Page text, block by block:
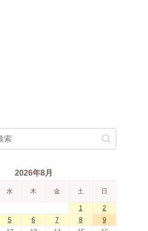
2026年8月
水 木 金 土 日
1
2
5 6 7 8
9